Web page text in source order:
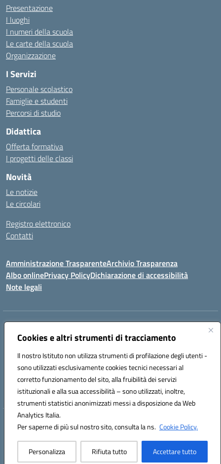
Cookies e altri strumenti di tracciamento
Il nostro Istituto non utilizza strumenti di profilazione degli utenti -
sono utilizzati esclusivamente cookies tecnici necessari al
corretto funzionamento del sito, alla fruibilità dei servizi
istituzionali e alla sua accessibilità – sono utilizzati, inoltre,
strumenti statistici anonimizzati messi a disposizione da Web
Analytics Italia.
Per saperne di più sul nostro sito, consulta la ns. Cookie Policy.
Personalizza Rifiuta tutto Accettare tutto
Presentazione
I luoghi
I numeri della scuola
Le carte della scuola
Organizzazione
I Servizi
Personale scolastico
Famiglie e studenti
Percorsi di studio
Didattica
Offerta formativa
I progetti delle classi
Novità
Le notizie
Le circolari
Registro elettronico
Contatti
Amministrazione TrasparenteArchivio Trasparenza
Albo onlinePrivacy PolicyDichiarazione di accessibilità
Note legali
Indirizzo:
Centralino:096721161 Email:czic869004@istruzione.it
Codice fiscale: 84000710792
Codice meccanografico:
CZIC869004
Codice unico di fatturazione (CUF): UFKGA0
Hosting & Powered by 3D Solution S.r.l.
Concept & Design by Designers Italia